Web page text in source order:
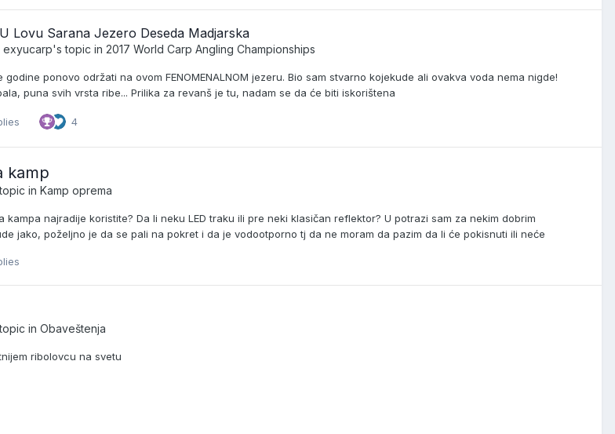
Lovu Sarana Jezero Deseda Madjarska
exyucarp's topic in 2017 World Carp Angling Championships
ponovo održati na ovom FENOMENALNOM jezeru. Bio sam stvarno kojekude ali ovakva voda nema nigde!
puna svih vrsta ribe... Prilika za revanš je tu, nadam se da će biti iskorištena
4
kamp
in Kamp oprema
kampa najradije koristite? Da li neku LED traku ili pre neki klasičan reflektor? U potrazi sam za nekim dobrim
jako, poželjno je da se pali na pokret i da je vodootporno tj da ne moram da pazim da li će pokisnuti ili neće
in Obaveštenja
ribolovcu na svetu